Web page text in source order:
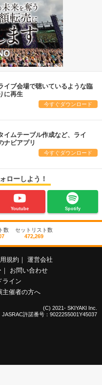
イブ会場で聴いているような臨
に再生
今すぐダウンロード
イムテーブル作成など、ライ
ナビアプリ
今すぐダウンロード
ローしよう！
Youtube Spotify
数
セットリスト数
472,269
規約
運営会社
お問い合わせ
ライン
主催者の方へ
(C) 2021- SKIYAKI Inc.
JASRAC許諾番号：9022255001Y45037